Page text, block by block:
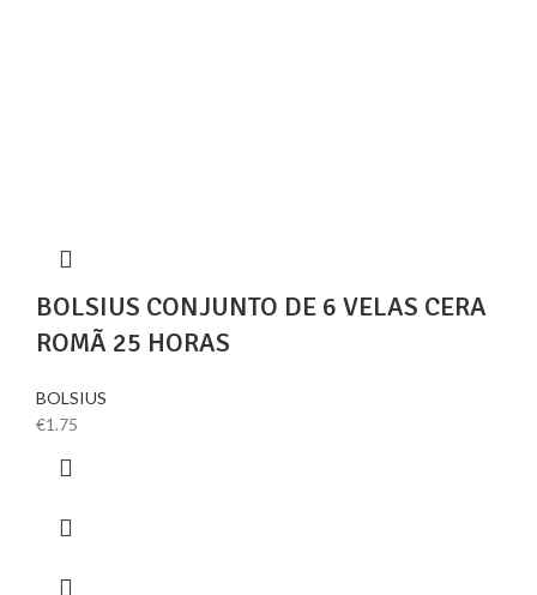
BOLSIUS CONJUNTO DE 6 VELAS CERA
ROMÃ 25 HORAS
BOLSIUS
€1.75